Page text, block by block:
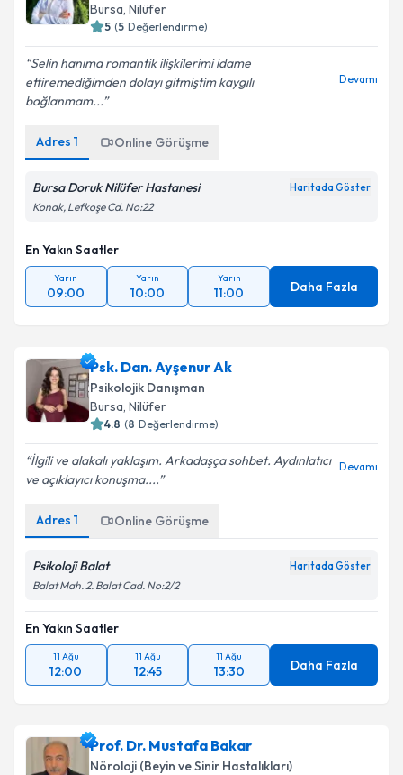
Bursa, Nilüfer
5 (5 Değerlendirme)
Selin hanıma romantik ilişkilerimi idame
ettiremediğimden dolayı gitmiştim kaygılı
bağlanmam...
Devamı
Adres 1 Online Görüşme
Bursa Doruk Nilüfer Hastanesi Haritada Göster
Konak, Lefkoşe Cd. No:22
En Yakın Saatler
Yarın
09:00
Yarın
10:00
Yarın
11:00 Daha Fazla
Psk. Dan. Ayşenur Ak
Psikolojik Danışman
Bursa, Nilüfer
4.8 (8 Değerlendirme)
İlgili ve alakalı yaklaşım. Arkadaşça sohbet. Aydınlatıcı
ve açıklayıcı konuşma....
Devamı
Adres 1 Online Görüşme
Psikoloji Balat Haritada Göster
Balat Mah. 2. Balat Cad. No:2/2
En Yakın Saatler
11 Ağu
12:00
11 Ağu
12:45
11 Ağu
13:30 Daha Fazla
Prof. Dr. Mustafa Bakar
Nöroloji (Beyin ve Sinir Hastalıkları)